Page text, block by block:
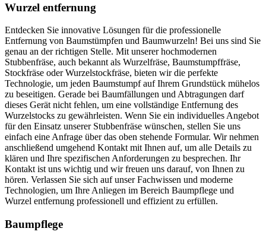
Wurzel entfernung
Entdecken Sie innovative Lösungen für die professionelle
Entfernung von Baumstümpfen und Baumwurzeln! Bei uns sind Sie
genau an der richtigen Stelle. Mit unserer hochmodernen
Stubbenfräse, auch bekannt als Wurzelfräse, Baumstumpffräse,
Stockfräse oder Wurzelstockfräse, bieten wir die perfekte
Technologie, um jeden Baumstumpf auf Ihrem Grundstück mühelos
zu beseitigen. Gerade bei Baumfällungen und Abtragungen darf
dieses Gerät nicht fehlen, um eine vollständige Entfernung des
Wurzelstocks zu gewährleisten. Wenn Sie ein individuelles Angebot
für den Einsatz unserer Stubbenfräse wünschen, stellen Sie uns
einfach eine Anfrage über das oben stehende Formular. Wir nehmen
anschließend umgehend Kontakt mit Ihnen auf, um alle Details zu
klären und Ihre spezifischen Anforderungen zu besprechen. Ihr
Kontakt ist uns wichtig und wir freuen uns darauf, von Ihnen zu
hören. Verlassen Sie sich auf unser Fachwissen und moderne
Technologien, um Ihre Anliegen im Bereich Baumpflege und
Wurzel entfernung professionell und effizient zu erfüllen.
Baumpflege